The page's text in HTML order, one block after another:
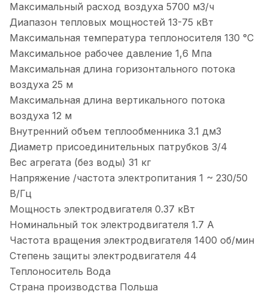
Максимальный расход воздуха 5700 м3/ч
Диапазон тепловых мощностей 13-75 кВт
Максимальная температура теплоносителя 130 °С
Максимальное рабочее давление 1,6 Мпа
Максимальная длина горизонтального потока
воздуха 25 м
Максимальная длина вертикального потока
воздуха 12 м
Внутренний объем теплообменника 3.1 дм3
Диаметр присоединительных патрубков 3/4
Вес агрегата (без воды) 31 кг
Напряжение /частота электропитания 1 ~ 230/50
В/Гц
Мощность электродвигателя 0.37 кВт
Номинальный ток электродвигателя 1.7 А
Частота вращения электродвигателя 1400 об/мин
Степень защиты электродвигателя 44
Теплоноситель Вода
Страна производства Польша